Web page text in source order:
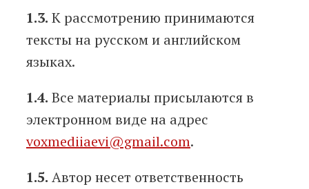
1.3. К рассмотрению принимаются
тексты на русском и английском
языках.
1.4. Все материалы присылаются в
электронном виде на адрес
voxmediiaevi@gmail.com.
1.5. Автор несет ответственность